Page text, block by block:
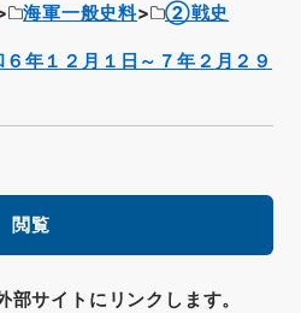
海軍一般史料
②戦史
１２月１日～７年２月２９
閲覧
部サイトにリンクします。